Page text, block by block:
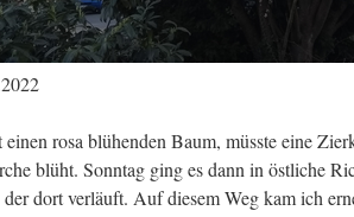
rosa blühenden Baum, müsste eine
blüht. Sonntag ging es dann in östliche
dort verläuft. Auf diesem Weg kam ich